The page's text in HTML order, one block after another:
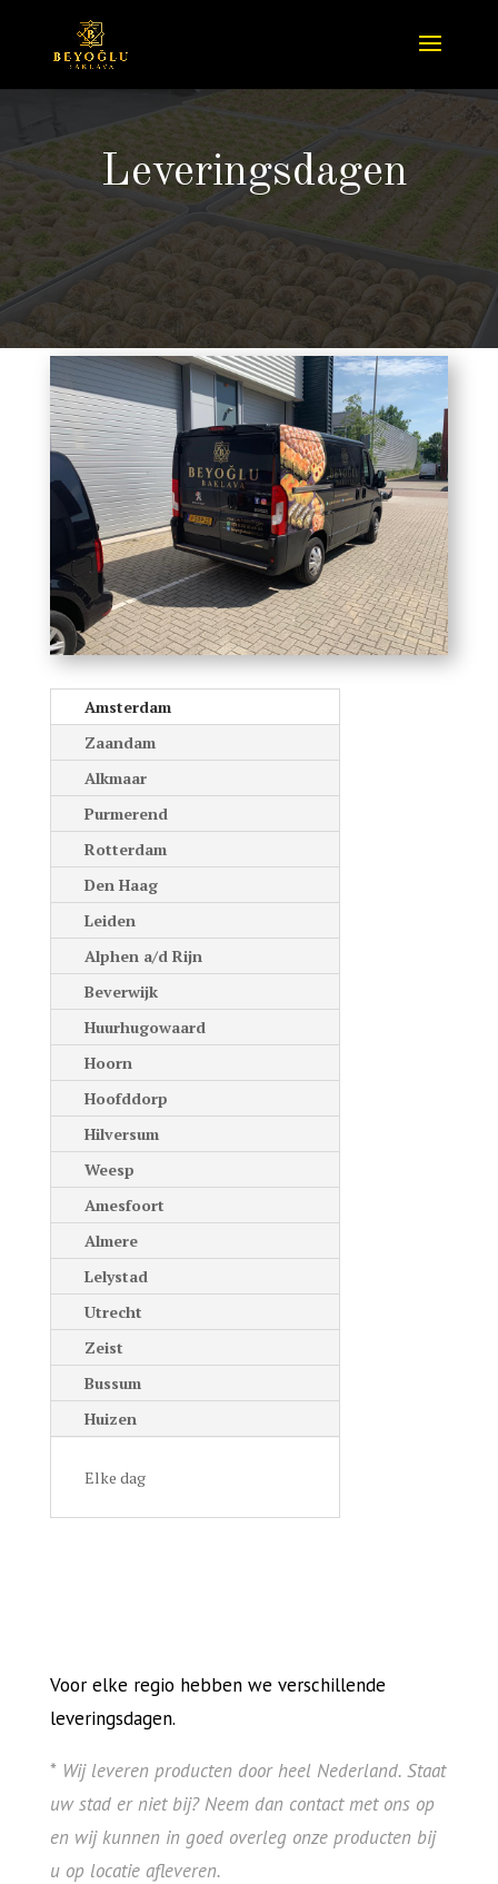
Leveringsdagen
Amsterdam
Zaandam
Alkmaar
Purmerend
Rotterdam
Den Haag
Leiden
Alphen a/d Rijn
Beverwijk
Huurhugowaard
Hoorn
Hoofddorp
Hilversum
Weesp
Amesfoort
Almere
Lelystad
Utrecht
Zeist
Bussum
Huizen
Elke dag
Voor elke regio hebben we verschillende
leveringsdagen.
*Wij leveren producten door heel Nederland. Staat
uw stad er niet bij? Neem dan contact met ons op
en wij kunnen in goed overleg onze producten bij
u op locatie afleveren.